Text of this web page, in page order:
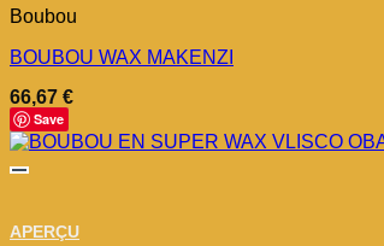
Boubou
BOUBOU WAX MAKENZI
66,67 €
Save
APERÇU